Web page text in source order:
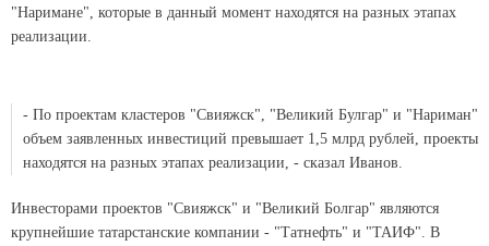
"Наримане", которые в данный момент находятся на разных этапах
реализации.
- По проектам кластеров "Свияжск", "Великий Булгар" и "Нариман"
объем заявленных инвестиций превышает 1,5 млрд рублей, проекты
находятся на разных этапах реализации, - сказал Иванов.
Инвесторами проектов "Свияжск" и "Великий Болгар" являются
крупнейшие татарстанские компании - "Татнефть" и "ТАИФ". В